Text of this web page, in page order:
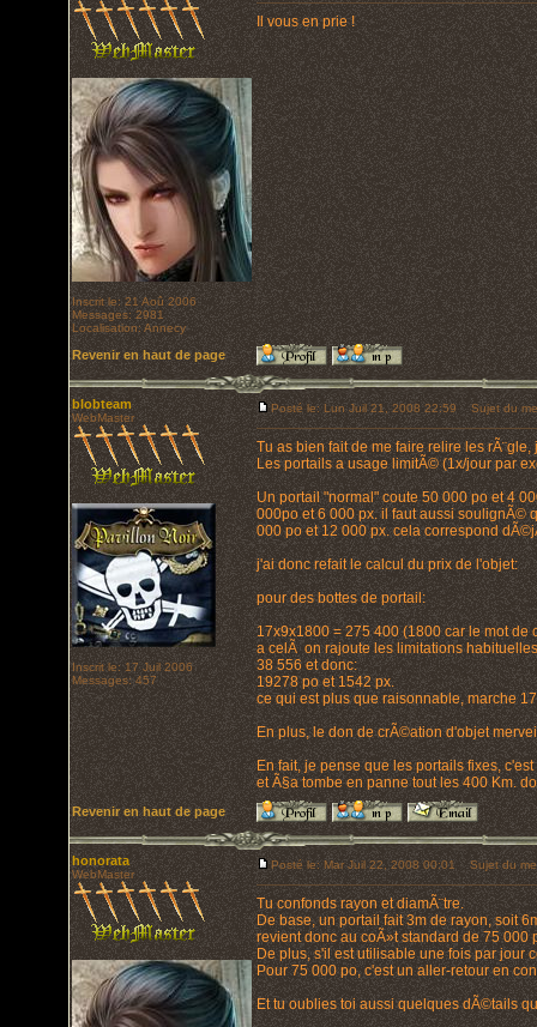
Inscrit le: 21 Aoû 2006
Messages: 2981
Localisation: Annecy
Il vous en prie !
Revenir en haut de page
blobteam
WebMaster
Inscrit le: 17 Juil 2006
Messages: 457
Posté le: Lun Juil 21, 2008 22:59 Sujet du
Tu as bien fait de me faire relire les
Les portails a usage limitÃ© (1x/jour par
Un portail "normal" coute 50 000 po et 4
000po et 6 000 px. il faut aussi soulignÃ©
000 po et 12 000 px. cela correspond
j'ai donc refait le calcul du prix de l'objet:
pour des bottes de portail:
17x9x1800 = 275 400 (1800 car le mot de
a celÃ on rajoute les limitations
38 556 et donc:
19278 po et 1542 px.
ce qui est plus que raisonnable, marche
En plus, le don de crÃ©ation d'objet
En fait, je pense que les portails fixes,
et Ã§a tombe en panne tout les 400 Km.
Revenir en haut de page
honorata
WebMaster
Posté le: Mar Juil 22, 2008 00:01 Sujet du
Tu confonds rayon et diamÃ¨tre.
De base, un portail fait 3m de rayon, soit
revient donc au coÃ»t standard de 75 000
De plus, s'il est utilisable une fois par jour
Pour 75 000 po, c'est un aller-retour en
Et tu oublies toi aussi quelques dÃ©tails